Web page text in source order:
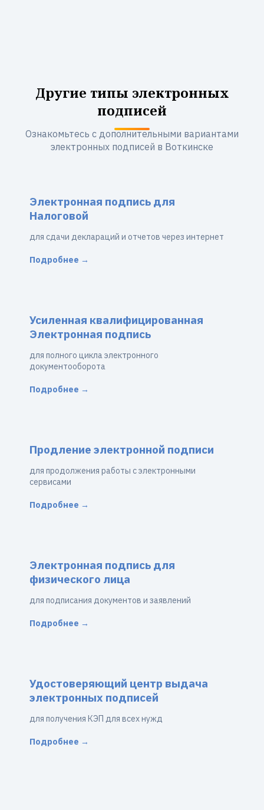
Другие типы электронных
подписей
Ознакомьтесь с дополнительными вариантами
электронных подписей в Воткинске
Электронная подпись для
Налоговой
для сдачи деклараций и отчетов через интернет
Подробнее →
Усиленная квалифицированная
Электронная подпись
для полного цикла электронного
документооборота
Подробнее →
Продление электронной подписи
для продолжения работы с электронными
сервисами
Подробнее →
Электронная подпись для
физического лица
для подписания документов и заявлений
Подробнее →
Удостоверяющий центр выдача
электронных подписей
для получения КЭП для всех нужд
Подробнее →